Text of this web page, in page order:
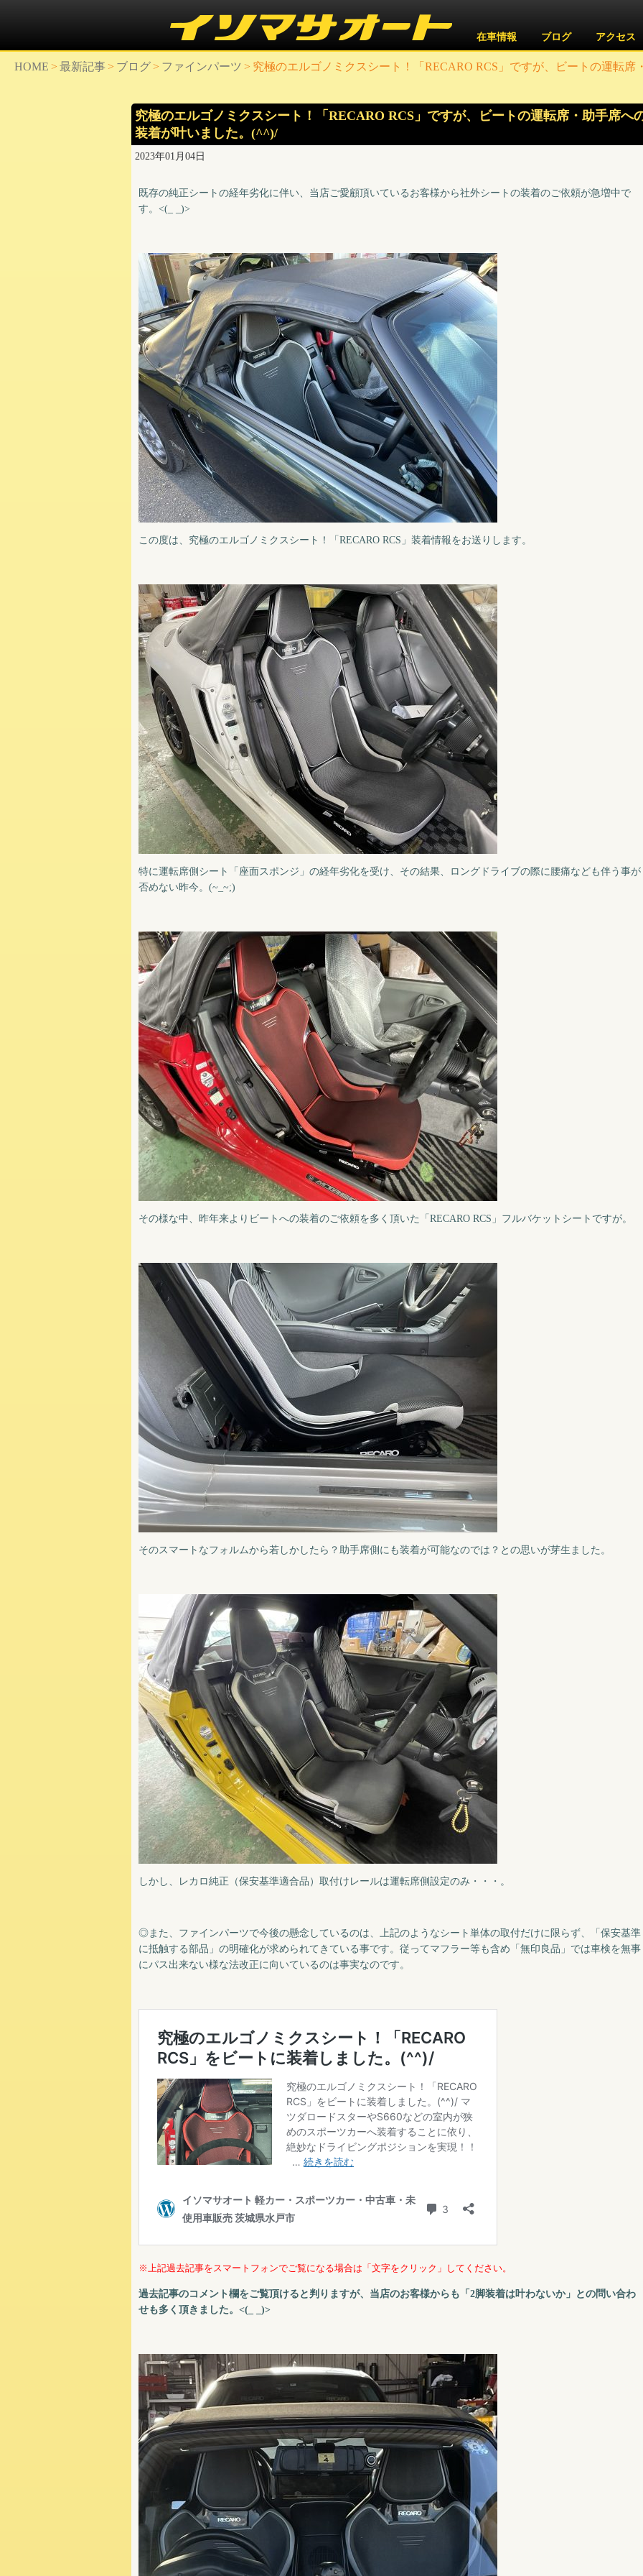
在車情報 ブログ アクセス
HOME > 最新記事 > ブログ > ファインパーツ > 究極のエルゴノミクスシート！「RECARO RCS」ですが、ビートの運転
究極のエルゴノミクスシート！「RECARO RCS」ですが、ビートの運転席・助手席へ
装着が叶いました。(^^)/
2023年01月04日
既存の純正シートの経年劣化に伴い、当店ご愛顧頂いているお客様から社外シートの装着のご依頼が急増中で
す。<(_ _)>
この度は、究極のエルゴノミクスシート！「RECARO RCS」装着情報をお送りします。
特に運転席側シート「座面スポンジ」の経年劣化を受け、その結果、ロングドライブの際に腰痛なども伴う事が
否めない昨今。(~_~;)
その様な中、昨年来よりビートへの装着のご依頼を多く頂いた「RECARO RCS」フルバケットシートですが。
そのスマートなフォルムから若しかしたら？助手席側にも装着が可能なのでは？との思いが芽生ました。
しかし、レカロ純正（保安基準適合品）取付けレールは運転席側設定のみ・・・。
◎また、ファインパーツで今後の懸念しているのは、上記のようなシート単体の取付だけに限らず、「保安基準
に抵触する部品」の明確化が求められてきている事です。従ってマフラー等も含め「無印良品」では車検を無事
にパス出来ない様な法改正に向いているのは事実なのです。
※上記過去記事をスマートフォンでご覧になる場合は「文字をクリック」してください。
過去記事のコメント欄をご覧頂けると判りますが、当店のお客様からも「2脚装着は叶わないか」との問い合わ
せも多く頂きました。<(_ _)>